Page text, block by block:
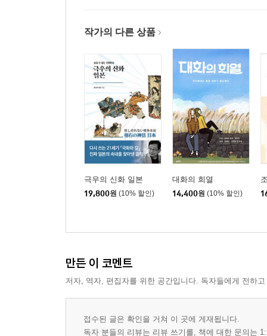
작가의 다른 상품
극우의 신화 일본
19,800원 (10% 할인)
대화의 희열
14,400원 (10% 할인)
만든 이 코멘트
저자, 역자, 편집자를 위한 공간입니다. 독자들에게 전하
접수된 글은 확인을 거쳐 이 곳에 게재됩니다.
독자 분들의 리뷰는 리뷰 쓰기를, 책에 대한 문의는